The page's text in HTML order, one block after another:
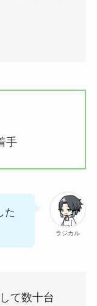
手
ラジカル
た
て数十台